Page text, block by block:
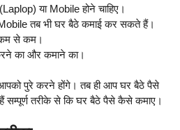
या Mobile होने चाहिए।
तब भी घर बैठे कमाई कर सकते हैं।
कम से कम।
का और कमाने का।
पुरे करने होंगे। तब ही आप घर बैठे पैसे
तरीके से कि घर बैठे पैसे कैसे कमाए।